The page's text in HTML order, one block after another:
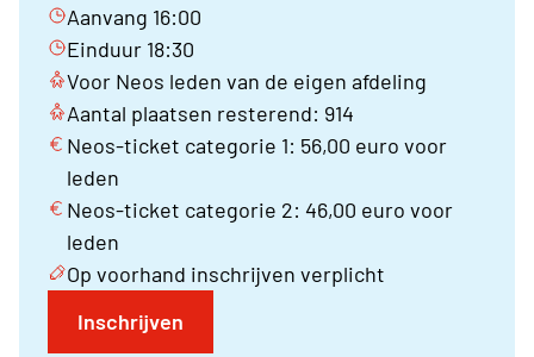
Aanvang 16:00
Einduur 18:30
Voor Neos leden van de eigen afdeling
Aantal plaatsen resterend: 914
Neos-ticket categorie 1: 56,00 euro voor
leden
Neos-ticket categorie 2: 46,00 euro voor
leden
Op voorhand inschrijven verplicht
Inschrijven